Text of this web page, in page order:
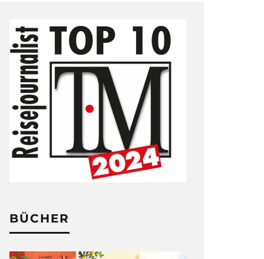
BÜCHER